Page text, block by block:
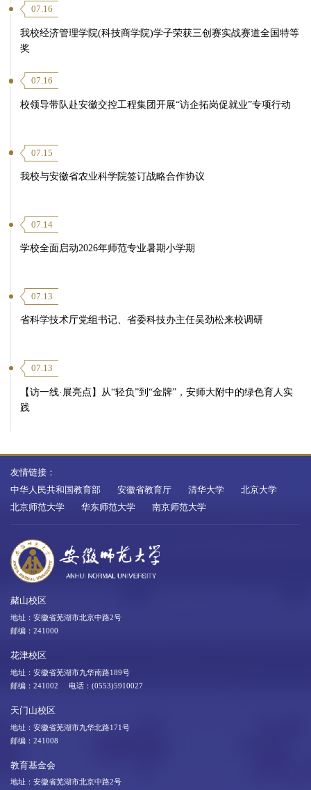
第 4 页
07.16
我校经济管理学院(科技商学院)学子荣获三创赛实战赛道全国特等
奖
07.16
校领导带队赴安徽交控工程集团开展“访企拓岗促就业”专项行动
07.15
我校与安徽省农业科学院签订战略合作协议
07.14
学校全面启动2026年师范专业暑期小学期
07.13
省科学技术厅党组书记、省委科技办主任吴劲松来校调研
07.13
【访一线·展亮点】从“轻负”到“金牌”，安师大附中的绿色育人实
践
友情链接：
中华人民共和国教育部
安徽省教育厅 清华大学
北京大学
北京师范大学
华东师范大学 南京师范大学
赭山校区
地址：安徽省芜湖市北京中路2号
邮编：241000
花津校区
地址：安徽省芜湖市九华南路189号
邮编：241002 电话：(0553)5910027
天门山校区
地址：安徽省芜湖市九华北路171号
邮编：241008
教育基金会
地址：安徽省芜湖市北京中路2号